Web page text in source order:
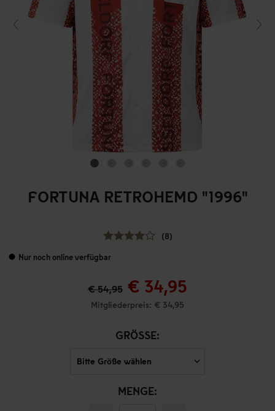
FORTUNA RETROHEMD "1996"
(8)
Nur noch online verfügbar
€ 54,95 € 34,95
Mitgliederpreis: € 34,95
GRÖSSE:
MENGE: